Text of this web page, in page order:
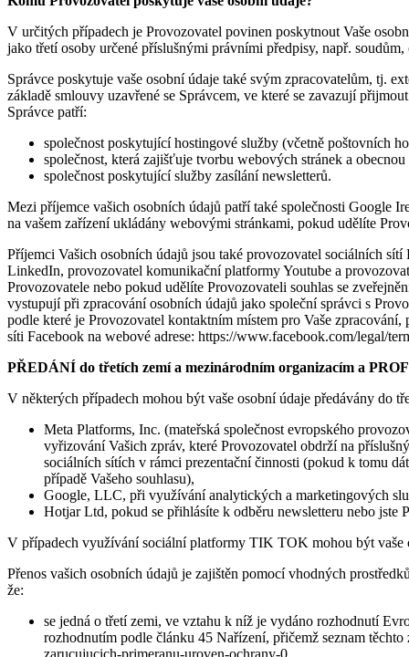
V určitých případech je Provozovatel povinen poskytnout Vaše
jako třetí osoby určené příslušnými právními předpisy, např.
Správce poskytuje vaše osobní údaje také svým zpracovatelům, tj.
základě smlouvy uzavřené se Správcem, ve které se zavazují
Správce patří:
společnost poskytující hostingové služby (včetně poštovních
společnost, která zajišťuje tvorbu webových stránek a
společnost poskytující služby zasílání newsletterů.
Mezi příjemce vašich osobních údajů patří také společnosti Google
na vašem zařízení ukládány webovými stránkami, pokud udělíte
Příjemci Vašich osobních údajů jsou také provozovatel sociálních
LinkedIn, provozovatel komunikační platformy Youtube a
Provozovatele nebo pokud udělíte Provozovateli souhlas se
vystupují při zpracování osobních údajů jako společní správci s
podle které je Provozovatel kontaktním místem pro Vaše
síti Facebook na webové adrese: https://www.facebook.com/legal/
PŘEDÁNÍ do třetích zemí a mezinárodním organizacím a
V některých případech mohou být vaše osobní údaje předávány do
Meta Platforms, Inc. (mateřská společnost evropského
vyřizování Vašich zpráv, které Provozovatel obdrží na
sociálních sítích v rámci prezentační činnosti (pokud k tomu
případě Vašeho souhlasu),
Google, LLC, při využívání analytických a marketingových
Hotjar Ltd, pokud se přihlásíte k odběru newsletteru nebo jste
V případech využívání sociální platformy TIK TOK mohou být vaše
Přenos vašich osobních údajů je zajištěn pomocí vhodných
že:
se jedná o třetí zemi, ve vztahu k níž je vydáno rozhodnutí
rozhodnutím podle článku 45 Nařízení, přičemž seznam
zarucujucich-primeranu-uroven-ochrany-0,